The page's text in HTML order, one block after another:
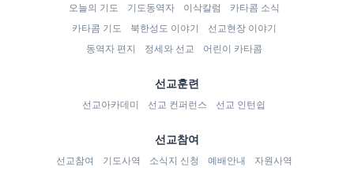
오늘의 기도 기도동역자 이삭칼럼
카타콤 소식
카타콤 기도
북한성도 이야기
선교현장 이야기
동역자 편지
정세와 선교 어린이 카타콤
선교훈련
선교아카데미 선교 컨퍼런스 선교 인턴쉽
선교참여
선교참여 기도사역 소식지 신청 예배안내
자원사역